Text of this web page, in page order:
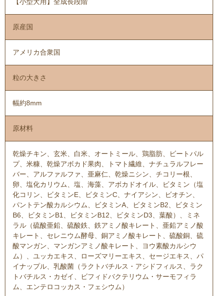
原産国
アメリカ合衆国
粒の大きさ
幅約8mm
原材料
乾燥チキン、玄米、白米、オートミール、鶏脂肪、ビートパル
プ、米糠、乾燥アボカド果肉、トマト繊維、ナチュラルフレー
バー、アルファルファ、亜麻仁、乾燥ニシン、チコリー根、
卵、塩化カリウム、塩、海藻、アボカドオイル、ビタミン（塩
化コリン、ビタミンE、ビタミンC、ナイアシン、ビオチン、
パントテン酸カルシウム、ビタミンA、ビタミンB2、ビタミン
B6、ビタミンB1、ビタミンB12、ビタミンD3、葉酸）、ミネ
ラル（硫酸亜鉛、硫酸鉄、鉄アミノ酸キレート、亜鉛アミノ酸
キレート、セレニウム酵母、銅アミノ酸キレート、硫酸銅、硫
酸マンガン、マンガンアミノ酸キレート、ヨウ素酸カルシウ
ム）、ユッカエキス、ローズマリーエキス、セージエキス、パ
イナップル、乳酸菌（ラクトバチルス・アシドフィルス、ラク
トバチルス・カゼイ、ビフィドバクテリウム・サーモフィラ
ム、エンテロコッカス・フェシウム）